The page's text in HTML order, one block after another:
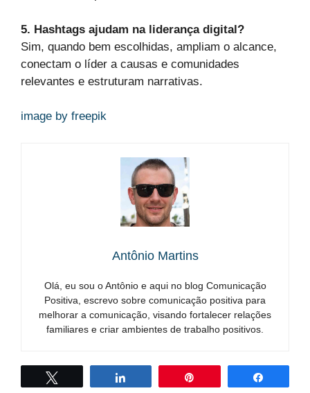
5. Hashtags ajudam na liderança digital?
Sim, quando bem escolhidas, ampliam o alcance,
conectam o líder a causas e comunidades
relevantes e estruturam narrativas.
image by freepik
Antônio Martins
Olá, eu sou o Antônio e aqui no blog Comunicação
Positiva, escrevo sobre comunicação positiva para
melhorar a comunicação, visando fortalecer relações
familiares e criar ambientes de trabalho positivos.
Compartilhar